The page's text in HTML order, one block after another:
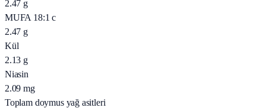
2.47 g
MUFA 18:1 c
2.47 g
Kül
2.13 g
Niasin
2.09 mg
Toplam doymus yağ asitleri